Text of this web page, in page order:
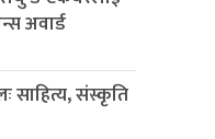
अवार्ड
साहित्य, संस्कृति